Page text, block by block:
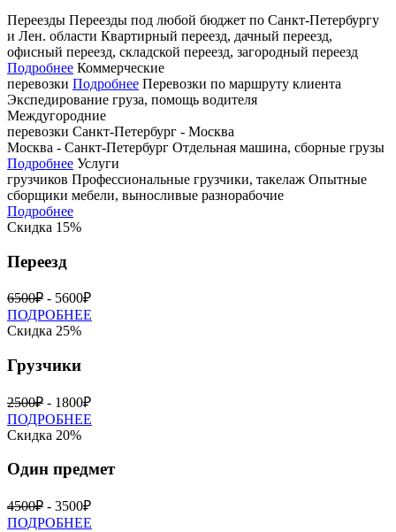
Переезды Переезды под любой бюджет по Санкт­-Петербургу
и Лен. области Квартирный переезд, дачный переезд,
офисный переезд, складской переезд, загородный переезд
Подробнее Коммерческие
перевозки Подробнее Перевозки по маршруту клиента
Экспедирование груза, помощь водителя
Междугородние
перевозки Санкт-Петербург - Москва
Москва - Санкт-Петербург Отдельная машина, сборные грузы
Подробнее Услуги
грузчиков Профессиональные грузчики, такелаж Опытные
сборщики мебели, выносливые разнорабочие
Подробнее
Скидка 15%
Переезд
6500₽ - 5600₽
ПОДРОБНЕЕ
Скидка 25%
Грузчики
2500₽ - 1800₽
ПОДРОБНЕЕ
Скидка 20%
Один предмет
4500₽ - 3500₽
ПОДРОБНЕЕ